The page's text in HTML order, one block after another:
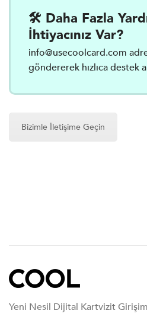
🛠️ Daha Fazla
İhtiyacınız Var?
info@usecoolcard.com
göndererek hızlıca destek
Bizimle İletişime Geçin
Yeni Nesil Dijital Kartvizit